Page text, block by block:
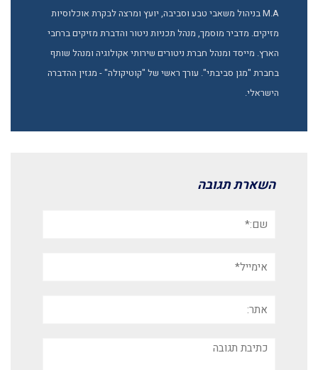
M.A בניהול משאבי טבע וסביבה, יועץ ומרצה לבקרת אוכלוסיות
מזיקים. מדביר מוסמך, מנהל תכניות ניטור והדברת מזיקים ברחבי
הארץ. מייסד ומנהל חברת ניטורים שירותי אקולוגיה ומנהל שותף
בחברת "מגן סביבתי". עורך ראשי של "קוטיקולה" - מגזין ההדברה
הישראלי.
השארת תגובה
תגובה